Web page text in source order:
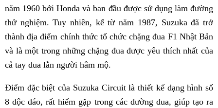
năm 1960 bởi Honda và ban đầu được sử dụng làm đường
thử nghiệm. Tuy nhiên, kể từ năm 1987, Suzuka đã trở
thành địa điểm chính thức tổ chức chặng đua F1 Nhật Bản
và là một trong những chặng đua được yêu thích nhất của
cả tay đua lẫn người hâm mộ.
Điểm đặc biệt của Suzuka Circuit là thiết kế dạng hình số
8 độc đáo, rất hiếm gặp trong các đường đua, giúp tạo ra